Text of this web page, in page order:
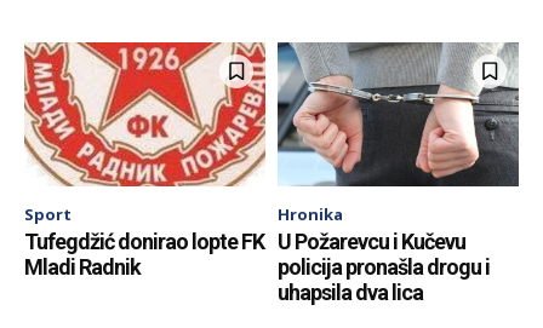
Sport
Tufegdžić donirao lopte FK
Mladi Radnik
Hronika
U Požarevcu i Kučevu
policija pronašla drogu i
uhapsila dva lica